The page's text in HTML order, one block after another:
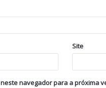
Site
navegador para a próxima